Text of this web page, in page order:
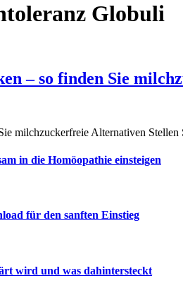
Globuli
– so finden Sie
milchzuckerfreie Alternativen
in die Homöopathie einsteigen
für den sanften Einstieg
wird und was dahintersteckt